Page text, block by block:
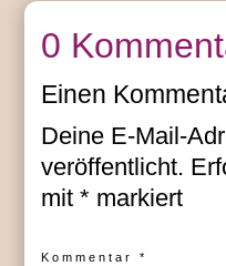
0
Einen
Deine E-Mail-
veröffentlicht.
mit* markiert
Kommentar*